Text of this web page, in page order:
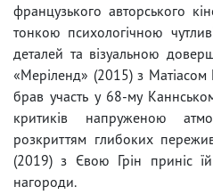
французького авторського
тонкою психологічною
деталей та візуальною
«Меріленд» (2015) з
брав участь у 68-му
критиків напруженою
розкриттям глибоких
(2019) з Євою Грін приніс
нагороди.